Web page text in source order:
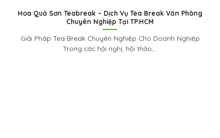
Hoa Quả Sơn Teabreak – Dịch Vụ Tea Break Văn Phòng
Chuyên Nghiệp Tại TP.HCM
Giải Pháp Tea Break Chuyên Nghiệp Cho Doanh Nghiệp
Trong các hội nghị, hội thảo,...